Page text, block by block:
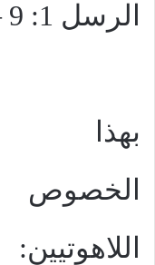
الرسل 1: 9 – 11).
بهذا
الخصوص
اللاهوتيين: